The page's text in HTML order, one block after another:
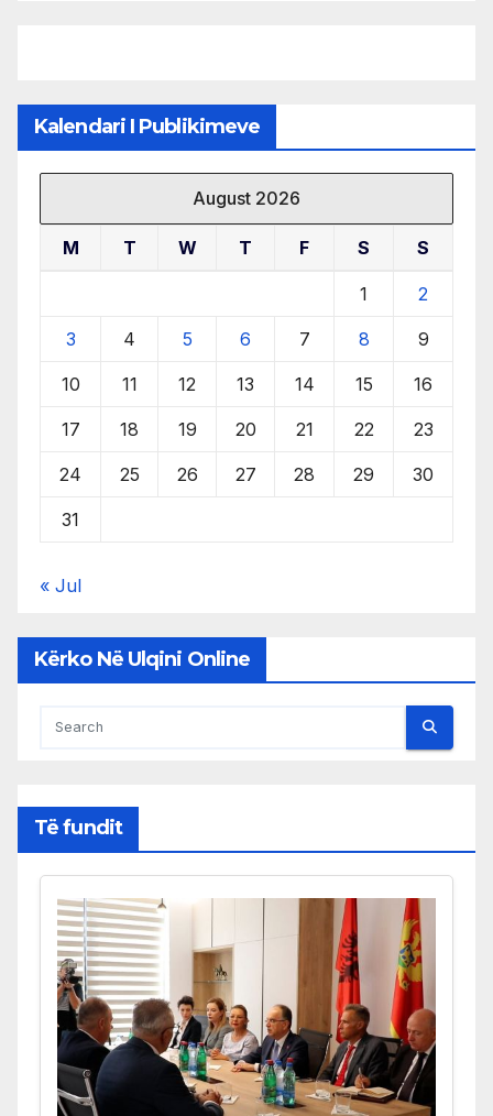
Kalendari I Publikimeve
August 2026
M T W T F S S
1 2
3 4 5 6 7 8 9
10 11 12 13 14 15 16
17 18 19 20 21 22 23
24 25 26 27 28 29 30
31
« Jul
Kërko Në Ulqini Online
Të fundit